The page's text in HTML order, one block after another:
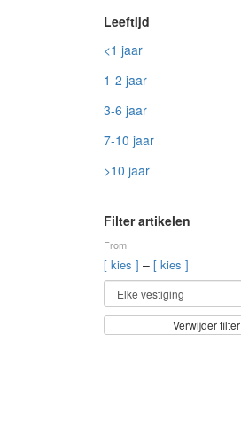
<1 jaar
1-2 jaar
3-6 jaar
7-10 jaar
>10 jaar
Filter artikelen
From
[ kies ] – [ kies ]
Verwijder filter